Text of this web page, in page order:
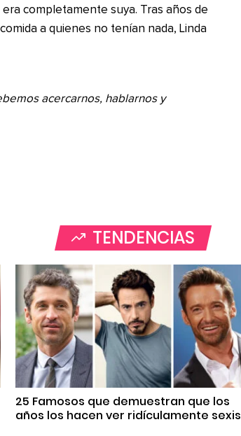
completamente suya. Tras años de
a quienes no tenían nada, Linda
acercarnos, hablarnos y
TENDENCIAS
25 Famosos que demuestran que los
años los hacen ver ridículamente sexis